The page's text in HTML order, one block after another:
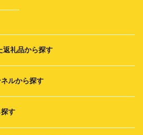
返礼品から探す
ルから探す
す